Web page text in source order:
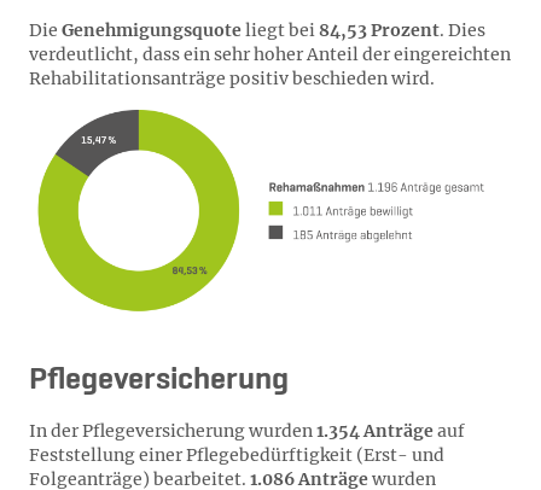
Die Genehmigungsquoteliegt bei84,53 Prozent. Dies
verdeutlicht, dass ein sehr hoher Anteil der eingereichten
Rehabilitationsanträge positiv beschieden wird.
Pflegeversicherung
In der Pflegeversicherung wurden1.354 Anträgeauf
Feststellung einer Pflegebedürftigkeit (Erst- und
Folgeanträge) bearbeitet. 1.086 Anträgewurden